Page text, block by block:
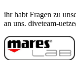
ihr habt Fragen zu
an uns. diveteam-